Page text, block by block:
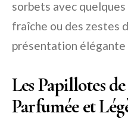
sorbets avec
fraîche ou des zestes
présentation
Les Papillotes
Parfumée et